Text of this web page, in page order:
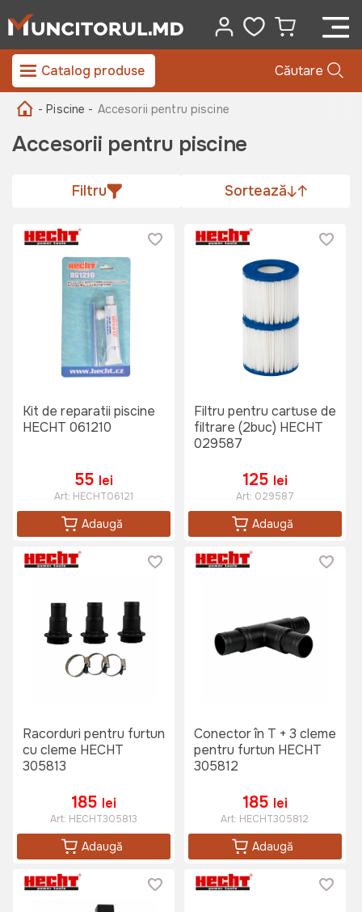
Catalog produse Căutare
- Piscine - Accesorii pentru piscine
Accesorii pentru piscine
Filtru Sortează
Kit de reparatii piscine
HECHT 061210
55 lei
Art: HECHT06121
Adaugă
Filtru pentru cartuse de
filtrare (2buc) HECHT
029587
125 lei
Art: 029587
Adaugă
Racorduri pentru furtun
cu cleme HECHT
305813
185 lei
Art: HECHT305813
Adaugă
Conector în T + 3 cleme
pentru furtun HECHT
305812
185 lei
Art: HECHT305812
Adaugă